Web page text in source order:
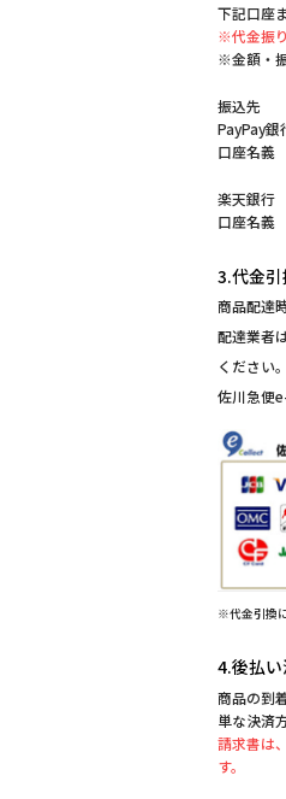
下記口座
※代金振
※金額・
振込先
PayPay
口座名
楽天銀
口座名義
3.代金引
商品配達
配達業者
ください。
佐川急便
※代金引換
4.後払い
商品の到
単な決済
請求書は
す。